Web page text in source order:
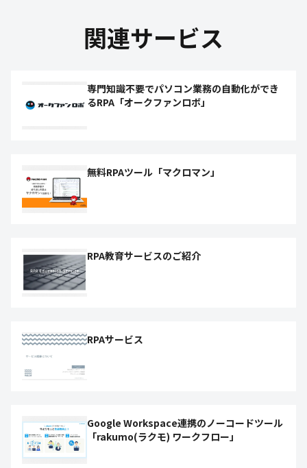
関連サービス
専門知識不要でパソコン業務の自動化ができ
るRPA「オークファンロボ」
無料RPAツール「マクロマン」
RPA教育サービスのご紹介
RPAサービス
Google Workspace連携のノーコードツール
「rakumo(ラクモ) ワークフロー」